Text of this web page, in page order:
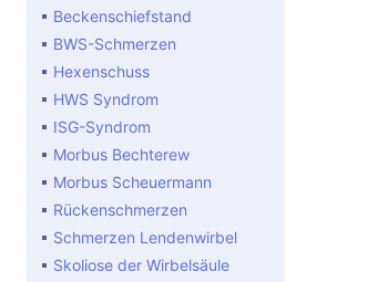
Beckenschiefstand
BWS-Schmerzen
Hexenschuss
HWS Syndrom
ISG-Syndrom
Morbus Bechterew
Morbus Scheuermann
Rückenschmerzen
Schmerzen Lendenwirbel
Skoliose der Wirbelsäule